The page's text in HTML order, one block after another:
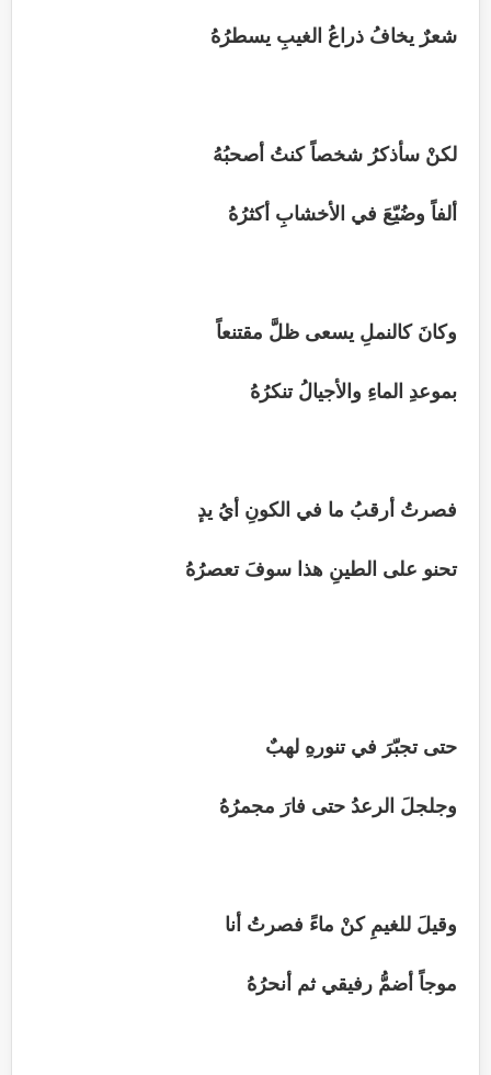
شعرٌ يخافُ ذراعُ الغيبِ يسطرُهُ
لكنْ سأذكرُ شخصاً كنتُ أصحبُهُ
ألفاً وضُيّعَ في الأخشابِ أكثرُهُ
وكانَ كالنملِ يسعى ظلَّ مقتنعاً
بموعدِ الماءِ والأجيالُ تنكرُهُ
فصرتُ أرقبُ ما في الكونِ أيُ يدٕ
تحنو على الطينِ هذا سوفَ تعصرُهُ
حتى تجبّرَ في تنورهِ لهبٌ
وجلجلَ الرعدُ حتى فارَ مجمرُهُ
وقيلَ للغيمِ كنْ ماءً فصرتُ أنا
موجاً أضمُّ رفيقي ثم أنحرُهُ